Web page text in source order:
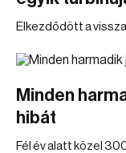
Elkezdődött a
Minden
hibát
Fél év alatt közel